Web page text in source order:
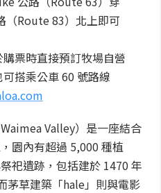
（Route 83）北上即可
票時直接預訂牧場自營
搭乘公車 60 號路線
Valley）是一座結合
園內有超過 5,000 種植
祀遺跡，包括建於 1470 年
茅草建築「hale」則與電影